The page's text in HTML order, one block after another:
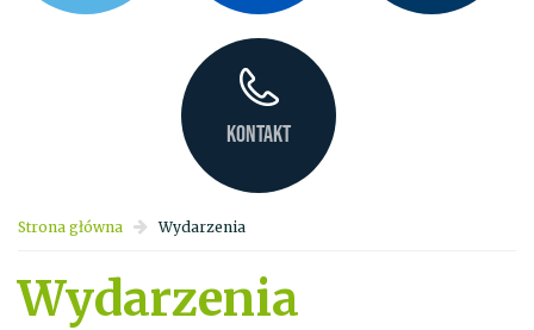
KONTAKT
Strona główna Wydarzenia
Wydarzenia